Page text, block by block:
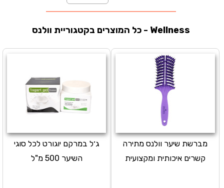
כל המוצרים בקטגוריית וולנס - Wellness
ג׳ל במרקם יוגורט לכל סוגי
השיער 500 מ"ל
מברשת שיער וולנס מתירה
קשרים איכותית ומקצועית